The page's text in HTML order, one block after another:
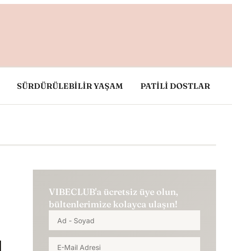
SÜRDÜRÜLEBİLİR YAŞAM PATİLİ DOSTLAR
VIBECLUB'a ücretsiz üye olun,
bültenlerimize kolayca ulaşın!